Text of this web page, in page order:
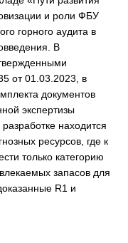
и роли ФБУ
горного аудита в
В
от 01.03.2023, в
документов
экспертизы
находится
ресурсов, где к
только категорию
запасов для
R1 и